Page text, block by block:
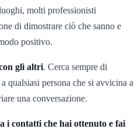
molti professionisti
di dimostrare ciò che sanno e
positivo.
gli altri. Cerca sempre di
qualsiasi persona che si avvicina a
una conversazione.
i contatti che hai ottenuto e fai